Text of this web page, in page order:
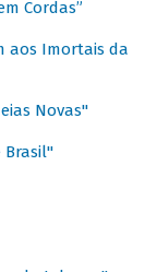
Cordas”
aos Imortais da
Novas"
Brasil"